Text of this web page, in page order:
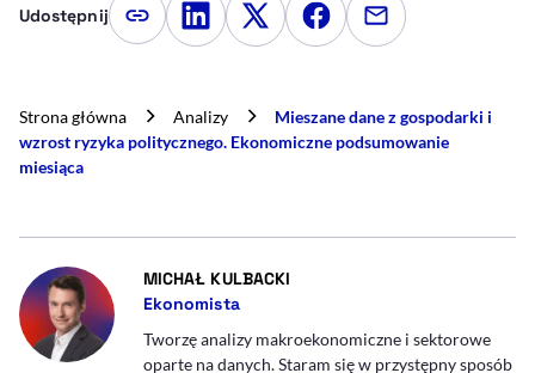
Udostępnij Kopiuj link artykułu
Udostępnij na LinkedIn
Udostępnij na Twitterze
Udostępnij na
Udostępnij
Strona główna Analizy
Mieszane dane z gospodarki i
wzrost ryzyka politycznego. Ekonomiczne podsumowanie
miesiąca
MICHAŁ KULBACKI
Ekonomista
Tworzę analizy makroekonomiczne i sektorowe
oparte na danych. Staram się w przystępny sposób